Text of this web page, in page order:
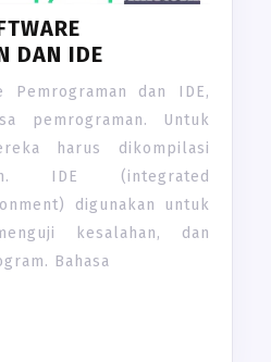
DAN IDE
Pemrograman dan IDE,
pemrograman. Untuk
harus dikompilasi
IDE (integrated
digunakan untuk
kesalahan, dan
Bahasa